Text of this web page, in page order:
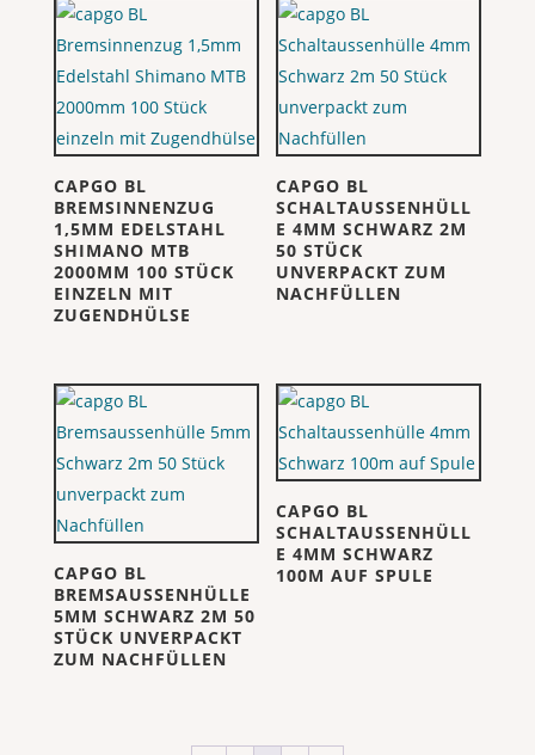
CAPGO BL
BREMSINNENZUG
1,5MM EDELSTAHL
SHIMANO MTB
2000MM 100 STÜCK
EINZELN MIT
ZUGENDHÜLSE
CAPGO BL
SCHALTAUSSENHÜLL
E 4MM SCHWARZ 2M
50 STÜCK
UNVERPACKT ZUM
NACHFÜLLEN
CAPGO BL
BREMSAUSSENHÜLLE
5MM SCHWARZ 2M 50
STÜCK UNVERPACKT
ZUM NACHFÜLLEN
CAPGO BL
SCHALTAUSSENHÜLL
E 4MM SCHWARZ
100M AUF SPULE